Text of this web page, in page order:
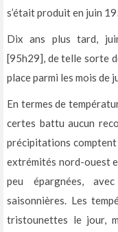
s’était produit en juin
Dix ans plus tard,
[95h29], de telle sorte
place parmi les mois de
En termes de
certes battu aucun
précipitations comptent
extrémités nord-ouest
peu épargnées,
saisonnières. Les
tristounettes le jour,